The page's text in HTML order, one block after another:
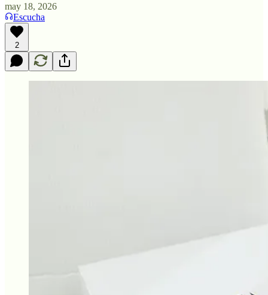
may 18, 2026
Escucha
2